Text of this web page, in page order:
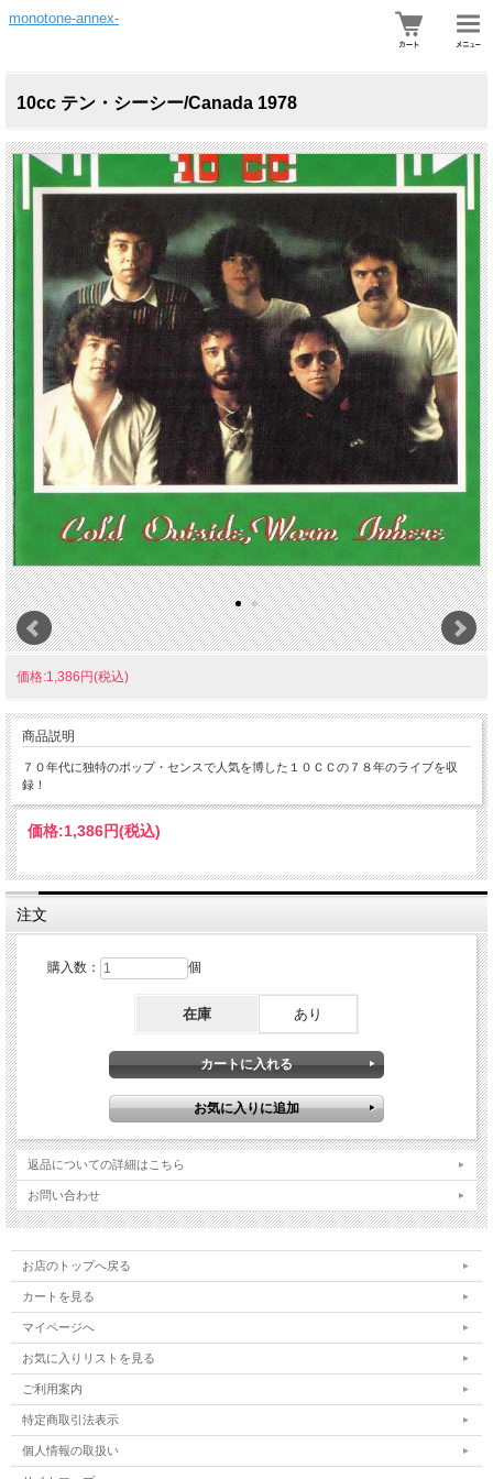
monotone-annex-
10cc テン・シーシー/Canada 1978
価格:1,386円(税込)
商品説明
７０年代に独特のポップ・センスで人気を博した１０ＣＣの７８年のライブを収
録！
価格:1,386円(税込)
注文
購入数： 個
在庫 あり
返品についての詳細はこちら
お問い合わせ
お店のトップへ戻る
カートを見る
マイページへ
お気に入りリストを見る
ご利用案内
特定商取引法表示
個人情報の取扱い